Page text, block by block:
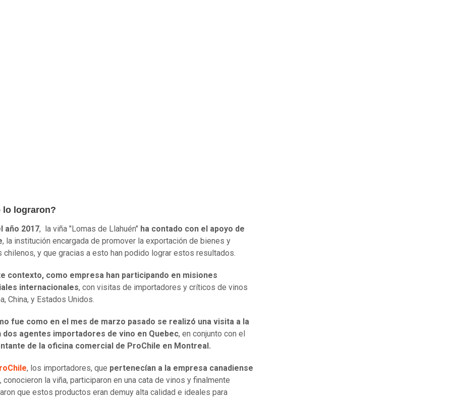
lo lograron?
año 2017, la viña "Lomas de Llahuén" ha contado con el apoyo de
, la institución encargada de promover la exportación de bienes y
chilenos, y que gracias a esto han podido lograr estos resultados.
contexto, como empresa han participando en misiones
internacionales, con visitas de importadores y críticos de vinos
China, y Estados Unidos.
fue como en el mes de marzo pasado se realizó una visita a la
dos agentes importadores de vino en Quebec, en conjunto con el
de la oficina comercial de ProChile en Montreal.
, los importadores, que pertenecían a la empresa canadiense
, conocieron la viña, participaron en una cata de vinos y finalmente
que estos productos eran demuy alta calidad e ideales para